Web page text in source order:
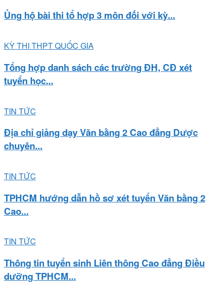
Ủng hộ bài thi tổ hợp 3 môn đối với kỳ...
KỲ THI THPT QUỐC GIA
Tổng hợp danh sách các trường ĐH, CĐ xét
tuyển học...
TIN TỨC
Địa chỉ giảng dạy Văn bằng 2 Cao đẳng Dược
chuyên...
TIN TỨC
TPHCM hướng dẫn hồ sơ xét tuyển Văn bằng 2
Cao...
TIN TỨC
Thông tin tuyển sinh Liên thông Cao đẳng Điều
dưỡng TPHCM...